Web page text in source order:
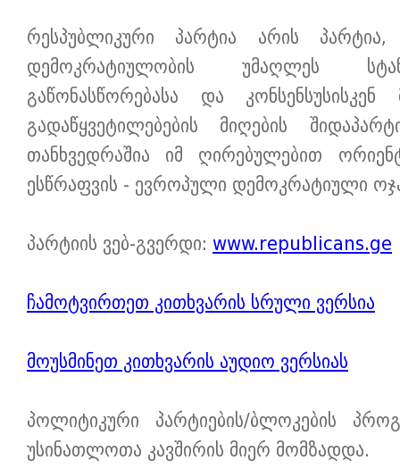
რესპუბლიკური პარტია არის
დემოკრატიულობის უმაღლეს
გაწონასწორებასა და
გადაწყვეტილებების მიღების
თანხვედრაშია იმ ღირებულებით
ესწრაფვის - ევროპული დემოკრატიული
პარტიის ვებ-გვერდი: www.republicans.ge
ჩამოტვირთეთ კითხვარის სრული ვერსია
მოუსმინეთ კითხვარის აუდიო ვერსიას
პოლიტიკური პარტიების/ბლოკების
უსინათლოთა კავშირის მიერ მომზადდა.